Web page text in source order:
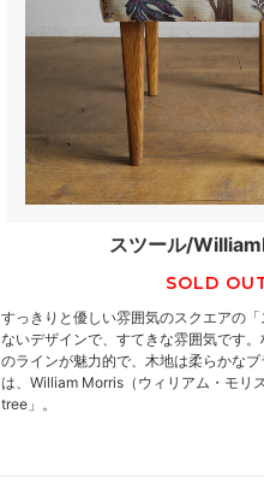
スツール/
SOLD
すっきりと優しい雰囲気のスクエアの
ないデザインで、すてきな雰囲気です
のラインが魅力的で、木地は柔らかな
は、William Morris（ウィリアム・モリ
tree」。